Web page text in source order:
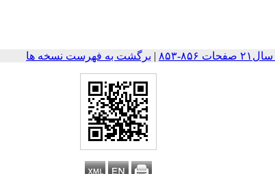
| برگشت به فهرست نسخه ها